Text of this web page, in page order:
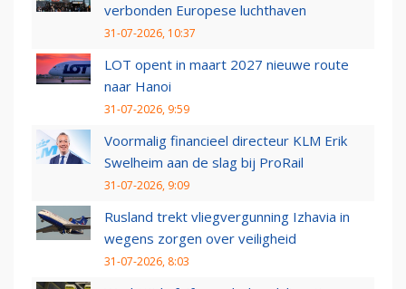
verbonden Europese luchthaven
31-07-2026, 10:37
LOT opent in maart 2027 nieuwe route
naar Hanoi
31-07-2026, 9:59
Voormalig financieel directeur KLM Erik
Swelheim aan de slag bij ProRail
31-07-2026, 9:09
Rusland trekt vliegvergunning Izhavia in
wegens zorgen over veiligheid
31-07-2026, 8:03